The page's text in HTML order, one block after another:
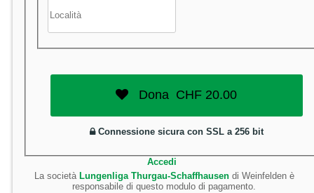
Dona CHF 20.00
Connessione sicura con SSL a 256 bit
Accedi
La società Lungenliga Thurgau-Schaffhausendi Weinfelden è
responsabile di questo modulo di pagamento.